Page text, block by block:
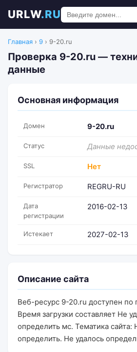
URLW.RU
Главная › 9 › 9-20.ru
Проверка 9-20.ru —
данные
Основная информация
Домен 9-20.ru
Статус Данные
SSL Нет
Регистратор REGRU-RU
Дата
регистрации
2016-02-13
Истекает 2027-02-13
Описание сайта
Веб-ресурс 9-20.ru доступен по
Время загрузки составляет Не
определить мс. Тематика сайта:
определить. Не удалось